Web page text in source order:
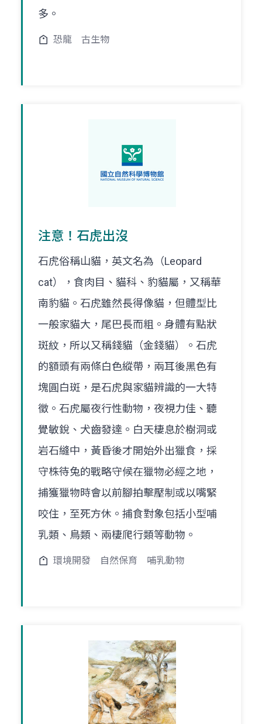
多。
恐龍 古生物
注意！石虎出沒
石虎俗稱山貓，英文名為（Leopard
cat），食肉目、貓科、豹貓屬，又稱華
南豹貓。石虎雖然長得像貓，但體型比
一般家貓大，尾巴長而粗。身體有點狀
斑紋，所以又稱錢貓（金錢貓）。石虎
的額頭有兩條白色縱帶，兩耳後黑色有
塊圓白斑，是石虎與家貓辨識的一大特
徵。石虎屬夜行性動物，夜視力佳、聽
覺敏銳、犬齒發達。白天棲息於樹洞或
岩石縫中，黃昏後才開始外出獵食，採
守株待兔的戰略守候在獵物必經之地，
捕獲獵物時會以前腳拍擊壓制或以嘴緊
咬住，至死方休。捕食對象包括小型哺
乳類、鳥類、兩棲爬行類等動物。
環境開發 自然保育 哺乳動物